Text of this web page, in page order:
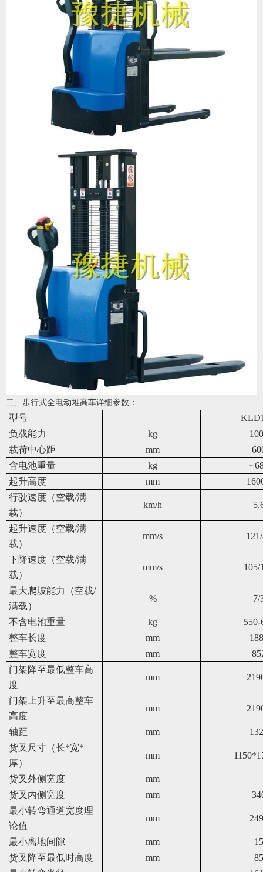
二、步行式全电动堆高车详细参数：
型号
负载能力
kg
载荷中心距
mm
含电池重量
kg
起升高度
mm
行驶速度（空载/满
载）
km/h
起升速度（空载/满
载）
mm/s
下降速度（空载/满
载）
mm/s 105/
最大爬坡能力（空载/
满载）
% 7/
不含电池重量 kg
550-
整车长度
mm
整车宽度
mm
门架降至最低整车高
度
mm
门架上升至最高整车
高度
mm
轴距 mm
货叉尺寸（长*宽*
厚）
mm
货叉外侧宽度
mm
货叉内侧宽度
mm
最小转弯通道宽度理
论值
mm
最小离地间隙 mm
15
货叉降至最低时高度
mm
85